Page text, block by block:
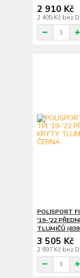
2 910 Kč
2 405 Kč bez
POLISPORT
'19-'22
TLUMIČŮ
3 505 Kč
2 897 Kč bez